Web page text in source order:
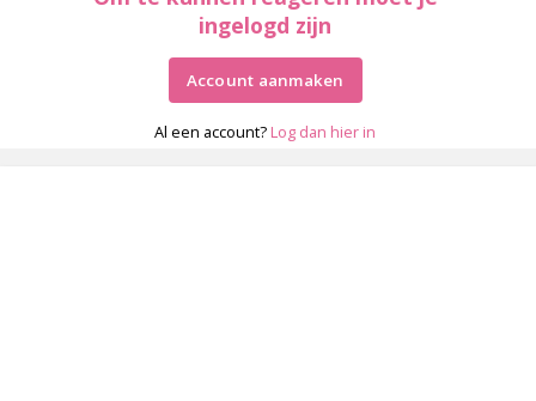
ingelogd zijn
Account aanmaken
Al een account? Log dan hier in